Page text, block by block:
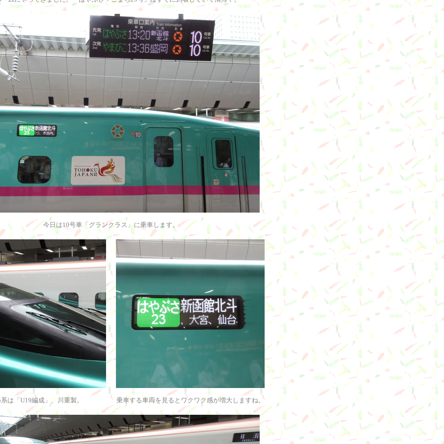
今日は10号車「グランクラス」に乗車します。
は「U19編成」、川重製。 乗車する車両を見るとワクワク感が増大しますね。